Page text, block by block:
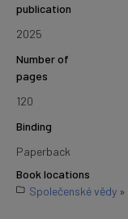
publication
2025
Number of
pages
120
Binding
Paperback
Book locations
Společenské vědy »